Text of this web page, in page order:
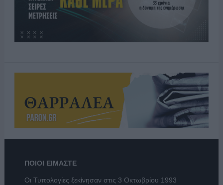
ΠΟΙΟΙ ΕΙΜΑΣΤΕ
Οι Τυπολογίες ξεκίνησαν στις 3 Οκτωβρίου 1993